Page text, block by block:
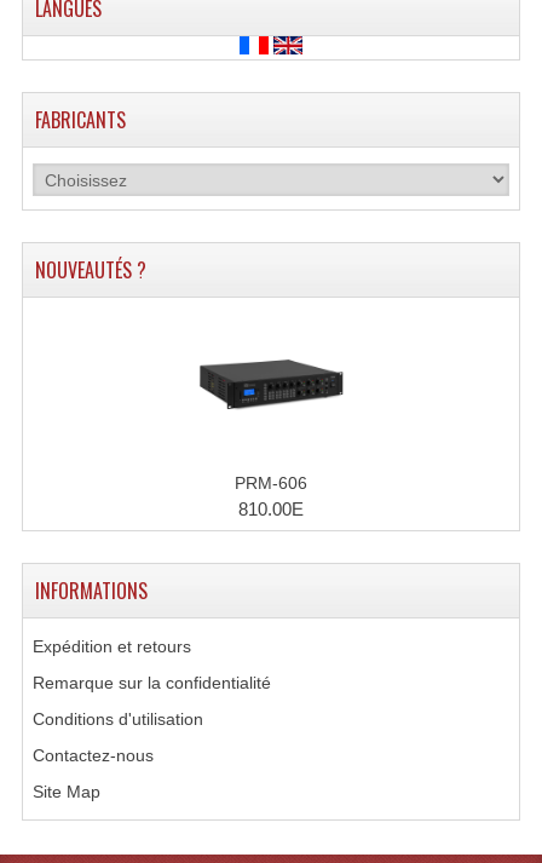
Enregistreur Numérique
Limiteur De Niveau Sonore
Microphones Scène Et Studio
Microphones Filaires
Micro Sans Fil HF UHF 800MHZ
Microphones De Surface
LANGUES
FABRICANTS
NOUVEAUTÉS ?
PRM-606
810.00E
INFORMATIONS
Expédition et retours
Remarque sur la confidentialité
Conditions d'utilisation
Contactez-nous
Site Map